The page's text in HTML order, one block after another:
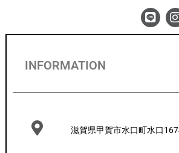
INFORMATION
滋賀県甲賀市水口町水口